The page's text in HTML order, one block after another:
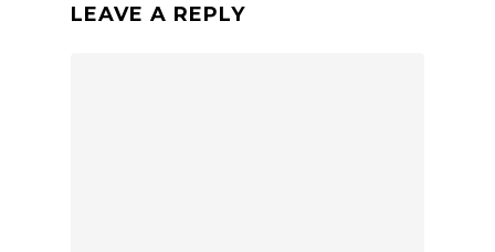
LEAVE A REPLY